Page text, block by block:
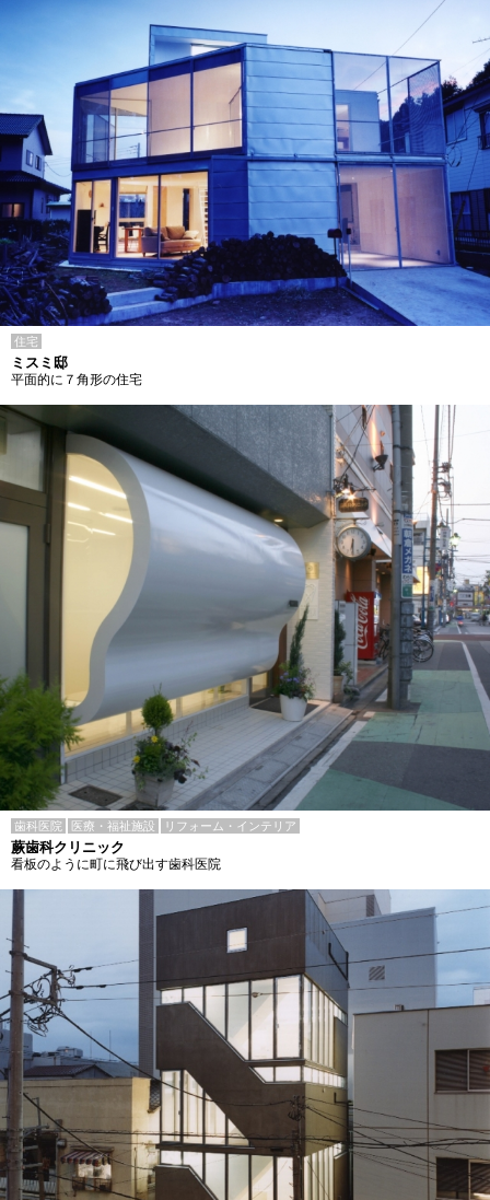
住宅
ミスミ邸
平面的に７角形の住宅
歯科医院 医療・福祉施設 リフォーム・インテリア
蕨歯科クリニック
看板のように町に飛び出す歯科医院